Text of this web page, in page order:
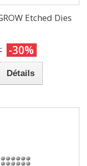
Etched Dies
-30%
Détails